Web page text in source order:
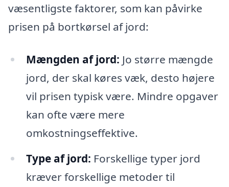
væsentligste faktorer, som kan påvirke
prisen på bortkørsel af jord:
Mængden af jord: Jo større mængde
jord, der skal køres væk, desto højere
vil prisen typisk være. Mindre opgaver
kan ofte være mere
omkostningseffektive.
Type af jord: Forskellige typer jord
kræver forskellige metoder til